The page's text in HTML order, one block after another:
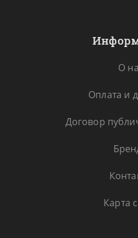
О
Оплата и
Договор
Карта